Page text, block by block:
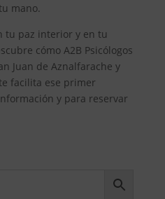
mano.
tu paz interior y en tu
cómo A2B Psicólogos
Juan de Aznalfarache y
facilita ese primer
y para reservar